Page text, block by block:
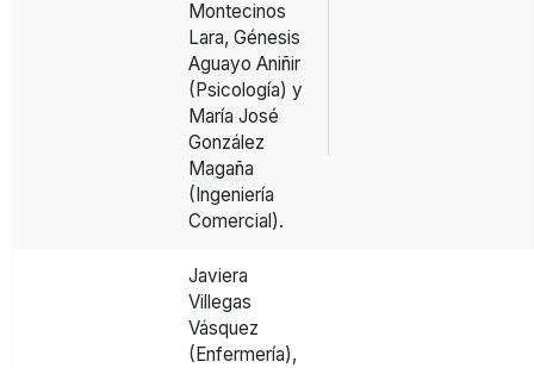
Montecinos
Lara, Génesis
Aguayo Aniñir
(Psicología) y
María José
González
Magaña
(Ingeniería
Comercial).
Javiera
Villegas
Vásquez
(Enfermería),